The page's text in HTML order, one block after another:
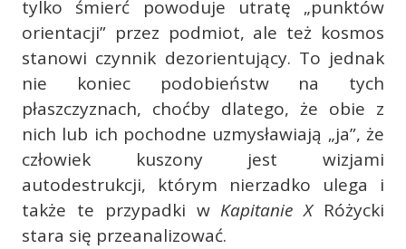
tylko śmierć powoduje utratę „punktów
orientacji” przez podmiot, ale też kosmos
stanowi czynnik dezorientujący. To jednak
nie koniec podobieństw na tych
płaszczyznach, choćby dlatego, że obie z
nich lub ich pochodne uzmysławiają „ja”, że
człowiek kuszony jest wizjami
autodestrukcji, którym nierzadko ulega i
także te przypadki w Kapitanie X Różycki
stara się przeanalizować.